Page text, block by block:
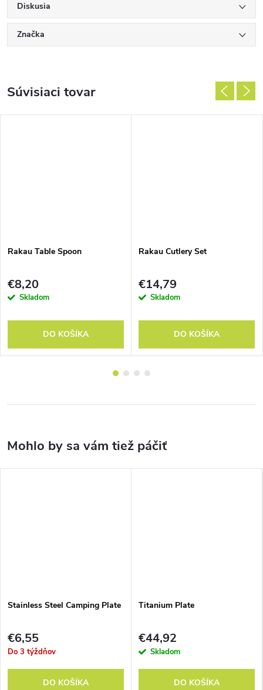
Diskusia
Značka
Súvisiaci tovar
Rakau Table Spoon
€8,20
Skladom
DO KOŠÍKA
Rakau Cutlery Set
€14,79
Skladom
DO KOŠÍKA
Stainless Steel Camping Plate
€6,55
Do 3 týždňov
DO KOŠÍKA
Titanium Plate
€44,92
Skladom
DO KOŠÍKA